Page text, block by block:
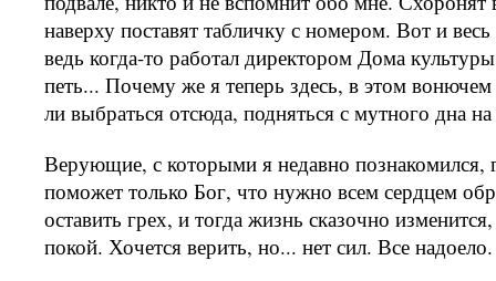
наверху поставят табличку с номером. Вот и
ведь когда-то работал директором Дома
петь... Почему же я теперь здесь, в этом
ли выбраться отсюда, подняться с мутного дна
Верующие, с которыми я недавно познакомился,
поможет только Бог, что нужно всем сердцем
оставить грех, и тогда жизнь сказочно
покой. Хочется верить, но... нет сил. Все надоело.